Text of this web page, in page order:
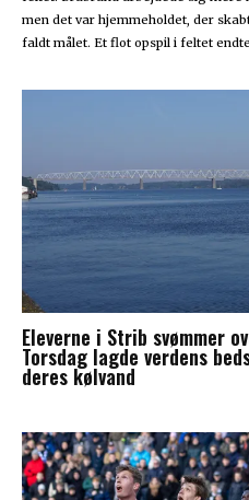
men det var hjemmeholdet, der
faldt målet. Et flot opspil i feltet
Eleverne i Strib svømmer
Torsdag lagde verdens
deres kølvand